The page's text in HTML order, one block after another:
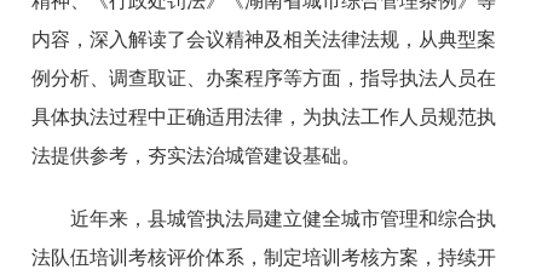
内容，深入解读了会议精神及相关法律法规，从典型案
例分析、调查取证、办案程序等方面，指导执法人员在
具体执法过程中正确适用法律，为执法工作人员规范执
法提供参考，夯实法治城管建设基础。
近年来，县城管执法局建立健全城市管理和综合执
法队伍培训考核评价体系，制定培训考核方案，持续开